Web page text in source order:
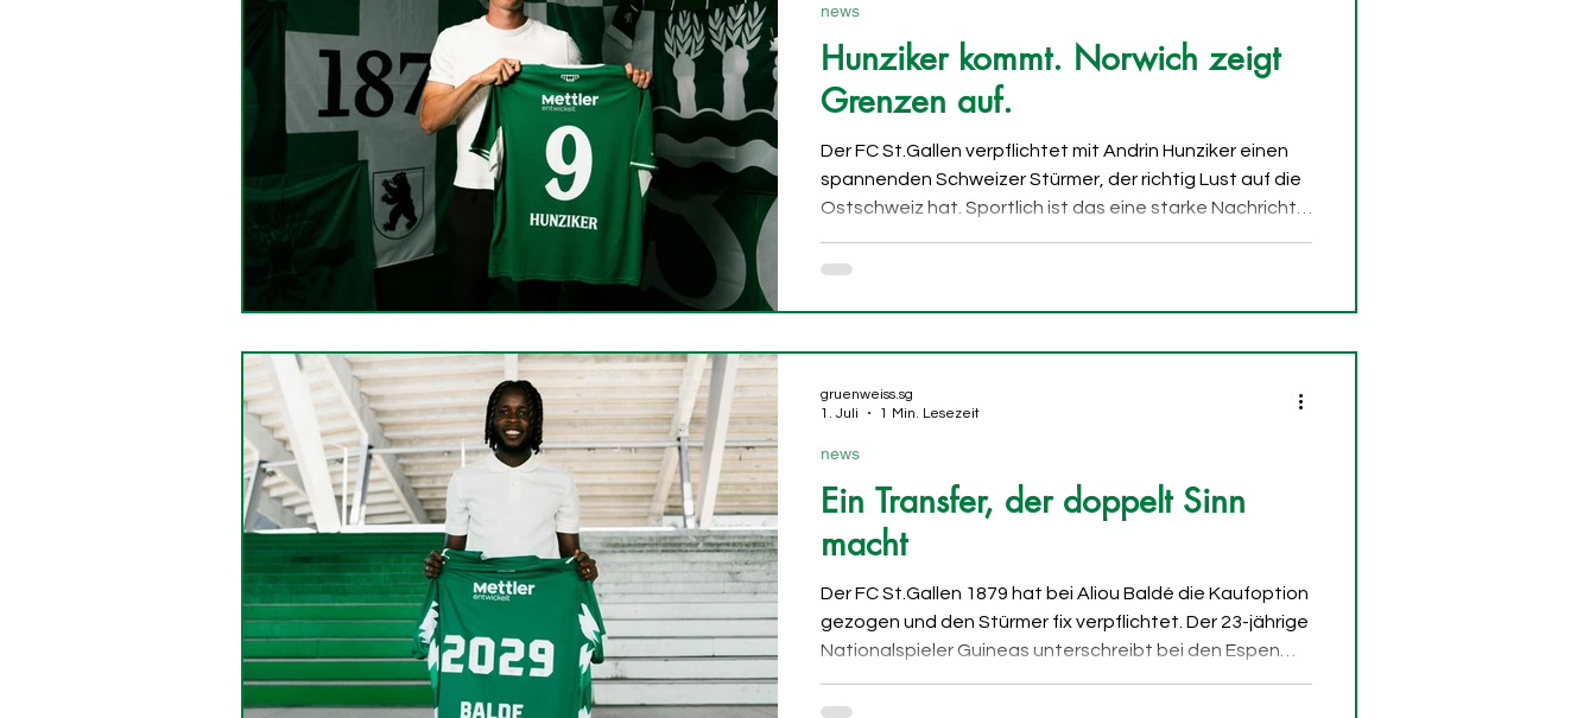
Hunziker kommt. Norwich zeigt
Grenzen auf.
Der FC St.Gallen verpflichtet mit Andrin Hunziker einen
spannenden Schweizer Stürmer, der richtig Lust auf die
Ostschweiz hat. Sportlich ist das eine starke Nachricht
gegen Norwich City mit 0:3 verloren ging. Ganz so düster,
verpflichtet. Der 23-jährige Stürmer wechselt vom FC
news
Ein Transfer, der doppelt Sinn
macht
Der FC St.Gallen 1879 hat bei Aliou Baldé die Kaufoption
gezogen und den Stürmer fix verpflichtet. Der 23-jährige
Nationalspieler Guineas unterschreibt bei den Espen
Nizza in die Ostschweiz. Aliou Baldé hatte sich dem
news
gruenweiss.sg
1. Juli
1 Min. Lesezeit